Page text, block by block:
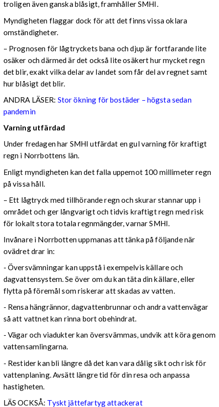
troligen även ganska blåsigt, framhåller SMHI.
Myndigheten flaggar dock för att det finns vissa oklara
omständigheter.
– Prognosen för lågtryckets bana och djup är fortfarande lite
osäker och därmed är det också lite osäkert hur mycket regn
det blir, exakt vilka delar av landet som får del av regnet samt
hur blåsigt det blir.
ANDRA LÄSER: Stor ökning för bostäder – högsta sedan
pandemin
Varning utfärdad
Under fredagen har SMHI utfärdat en gul varning för kraftigt
regn i Norrbottens län.
Enligt myndigheten kan det falla uppemot 100 millimeter regn
på vissa håll.
– Ett lågtryck med tillhörande regn och skurar stannar upp i
området och ger långvarigt och tidvis kraftigt regn med risk
för lokalt stora totala regnmängder, varnar SMHI.
Invånare i Norrbotten uppmanas att tänka på följande när
ovädret drar in:
- Översvämningar kan uppstå i exempelvis källare och
dagvattensystem. Se över om du kan täta din källare, eller
flytta på föremål som riskerar att skadas av vatten.
- Rensa hängrännor, dagvattenbrunnar och andra vattenvägar
så att vattnet kan rinna bort obehindrat.
- Vägar och viadukter kan översvämmas, undvik att köra genom
vattensamlingarna.
- Restider kan bli längre då det kan vara dålig sikt och risk för
vattenplaning. Avsätt längre tid för din resa och anpassa
hastigheten.
LÄS OCKSÅ: Tyskt jättefartyg attackerat